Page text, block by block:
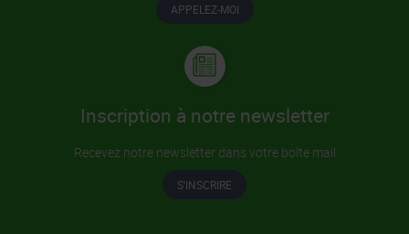
APPELEZ-MOI
Inscription à notre newsletter
Recevez notre newsletter dans votre boîte mail
S'INSCRIRE